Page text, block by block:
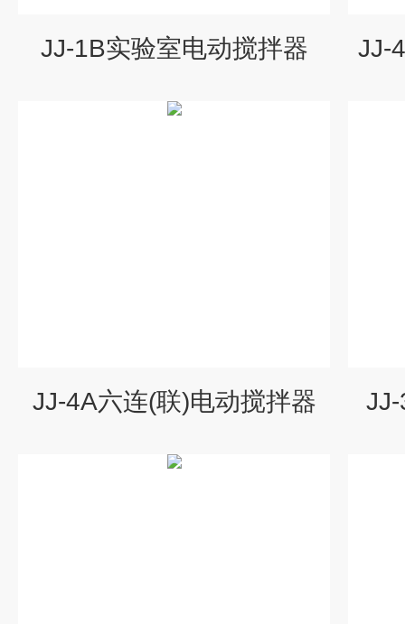
JJ-1B实验室电动搅拌器 JJ-
JJ-4A六连(联)电动搅拌器